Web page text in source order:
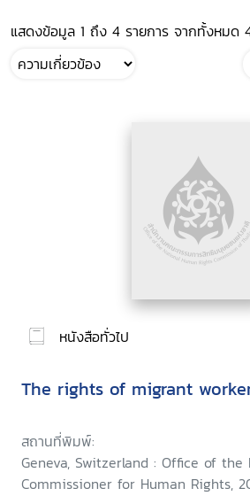
แสดงข้อมูล 1 ถึง 4 รายการ จากทั้งหมด
หนังสือทั่วไป
The rights of migrant
สถานที่พิมพ์:
Geneva, Switzerland : Office of the
Commissioner for Human Rights,